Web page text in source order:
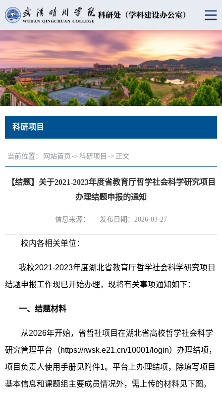
科研项目
当前位置： 网站首页 -> 科研项目 -> 正文
【结题】关于2021-2023年度省教育厅哲学社会科学研究项目
办理结题申报的通知
信息来源： 发布日期：2026-03-27
校内各相关单位：
我校2021-2023年度湖北省教育厅哲学社会科学研究项目
结题申报工作现已开始办理，现将有关事项通知如下：
一、结题材料
从2026年开始，省哲社项目在湖北省高校哲学社会科学
研究管理平台（https://rwsk.e21.cn/10001/login）办理结项，
项目负责人使用手册见附件1。平台上办理结项，除填写项目
基本信息和课题组主要成员情况外，需上传的材料见下图。